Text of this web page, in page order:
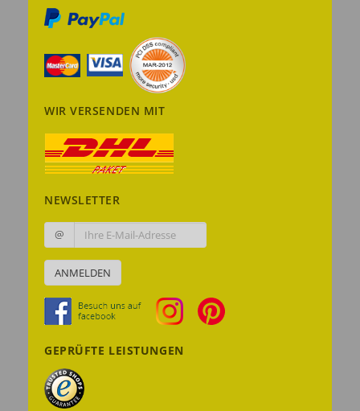
WIR VERSENDEN MIT
NEWSLETTER
@
ANMELDEN
GEPRÜFTE LEISTUNGEN